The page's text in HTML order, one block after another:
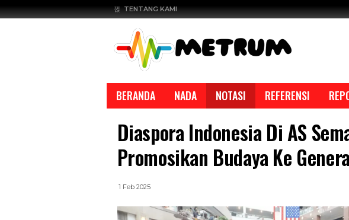
TENTANG KAMI
BERANDA NADA NOTASI REFERENSI
Diaspora Indonesia Di AS
Promosikan Budaya Ke
1 Feb 2025